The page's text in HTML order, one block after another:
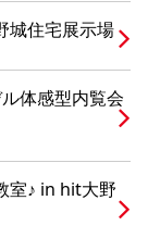
城住宅展示場
体感型内覧会
室♪ in hit大野